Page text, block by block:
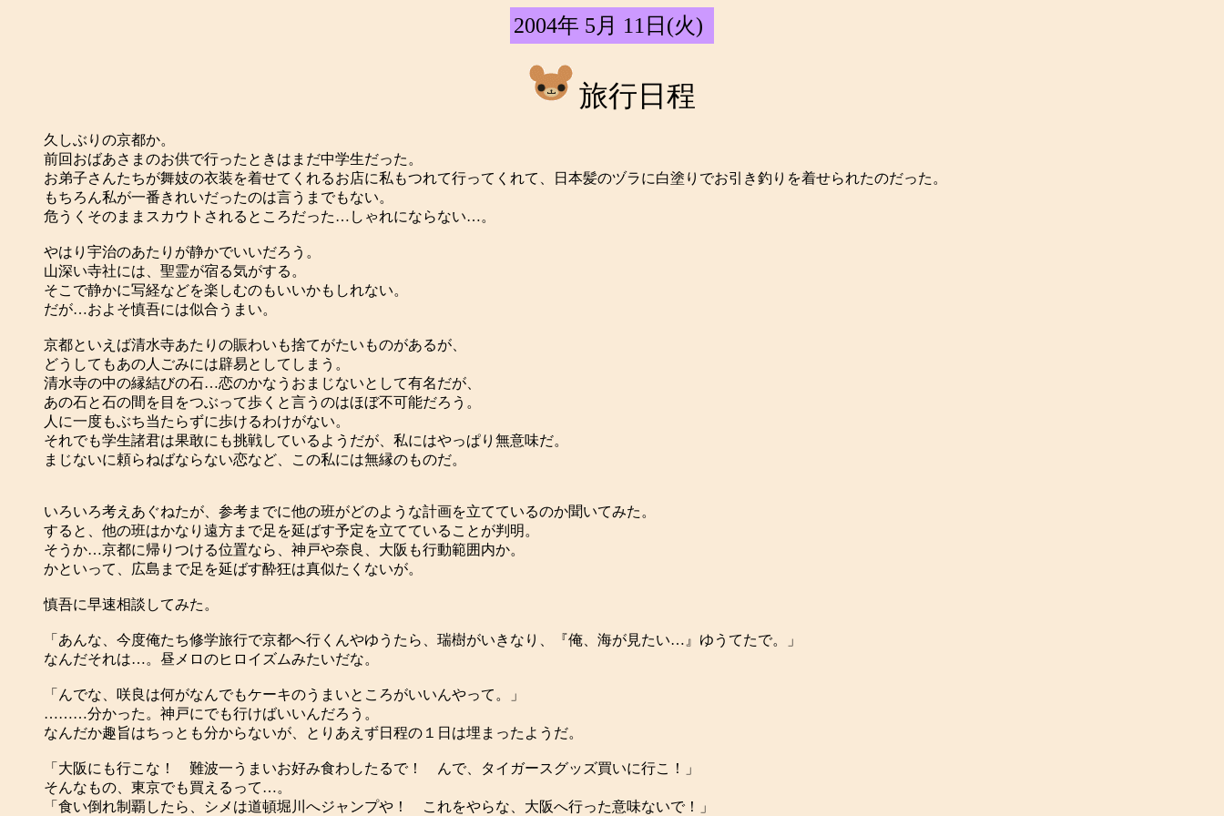
2004年 5月 11日(火)
旅行日程
久しぶりの京都か。
前回おばあさまのお供で行ったときはまだ中学生だった。
お弟子さんたちが舞妓の衣装を着せてくれるお店に私もつれて行ってくれて、日本髪のヅラに白塗りでお引き釣りを着せられたのだった。
もちろん私が一番きれいだったのは言うまでもない。
危うくそのままスカウトされるところだった…しゃれにならない…。
やはり宇治のあたりが静かでいいだろう。
山深い寺社には、聖霊が宿る気がする。
そこで静かに写経などを楽しむのもいいかもしれない。
だが…およそ慎吾には似合うまい。
京都といえば清水寺あたりの賑わいも捨てがたいものがあるが、
どうしてもあの人ごみには辟易としてしまう。
清水寺の中の縁結びの石…恋のかなうおまじないとして有名だが、
あの石と石の間を目をつぶって歩くと言うのはほぼ不可能だろう。
人に一度もぶち当たらずに歩けるわけがない。
それでも学生諸君は果敢にも挑戦しているようだが、私にはやっぱり無意味だ。
まじないに頼らねばならない恋など、この私には無縁のものだ。
いろいろ考えあぐねたが、参考までに他の班がどのような計画を立てているのか聞いてみた。
すると、他の班はかなり遠方まで足を延ばす予定を立てていることが判明。
そうか…京都に帰りつける位置なら、神戸や奈良、大阪も行動範囲内か。
かといって、広島まで足を延ばす酔狂は真似たくないが。
慎吾に早速相談してみた。
「あんな、今度俺たち修学旅行で京都へ行くんやゆうたら、瑞樹がいきなり、『俺、海が見たい…』ゆうてたで。」
なんだそれは…。昼メロのヒロイズムみたいだな。
「んでな、咲良は何がなんでもケーキのうまいところがいいんやって。」
………分かった。神戸にでも行けばいいんだろう。
なんだか趣旨はちっとも分からないが、とりあえず日程の１日は埋まったようだ。
「大阪にも行こな！ 難波一うまいお好み食わしたるで！ んで、タイガースグッズ買いに行こ！」
そんなもの、東京でも買えるって…。
「食い倒れ制覇したら、シメは道頓堀川へジャンプや！ これをやらな、大阪へ行った意味ないで！」